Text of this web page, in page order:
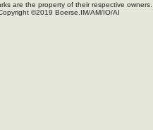
are the property of their respective owners.
©2019 Boerse.IM/AM/IO/AI